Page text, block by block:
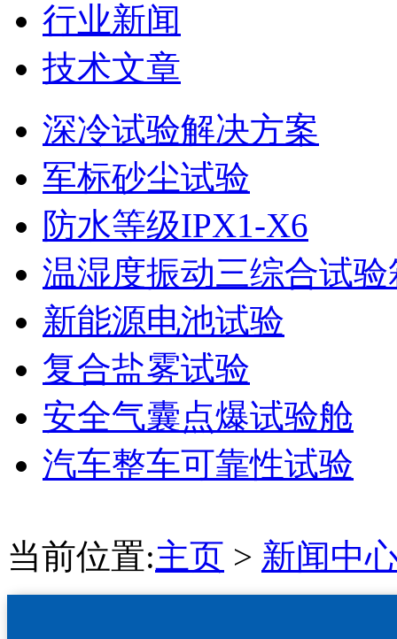
行业新闻
技术文章
深冷试验解决方案
军标砂尘试验
防水等级IPX1-X6
温湿度振动三综合试验
新能源电池试验
复合盐雾试验
安全气囊点爆试验舱
汽车整车可靠性试验
当前位置:主页 > 新闻中